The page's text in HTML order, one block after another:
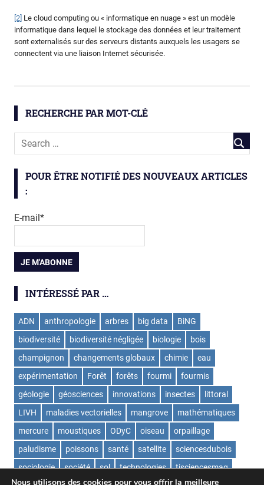
[2] Le cloud computing ou « informatique en nuage » est un modèle
informatique dans lequel le stockage des données et leur traitement
sont externalisés sur des serveurs distants auxquels les usagers se
connectent via une liaison Internet sécurisée.
cloud
mangrove
télédétection
RECHERCHE PAR MOT-CLÉ
POUR ÊTRE NOTIFIÉ DES NOUVEAUX ARTICLES
:
E-mail*
INTÉRESSÉ PAR …
ADN anthropologie arbres big data
BiNG
biodiversité
biodiversité négligée biologie
bois
champignon
changements globaux chimie
eau
expérimentation
Forêt forêts fourmi
fourmis
géologie
géosciences innovations insectes
littoral
LIVH
maladies vectorielles mangrove
mathématiques
mercure
moustiques ODyC oiseau
orpaillage
paludisme
poissons santé satellite
sciencesdubois
sociologie
société sol technologies
tisciencesmag
Nous utilisons des cookies pour vous offrir la meilleure